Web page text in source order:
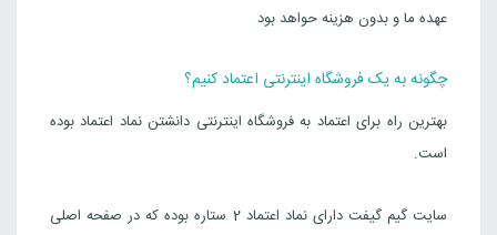
عهده ما و بدون هزینه حواهد بود
چگونه به یک فروشگاه اینترنتی اعتماد کنیم؟
بهترین راه برای اعتماد به فروشگاه اینترنتی دانشتن نماد اعتماد بوده
است.
سایت گیم گیفت دارای نماد اعتماد 2 ستاره بوده که در صفحه اصلی